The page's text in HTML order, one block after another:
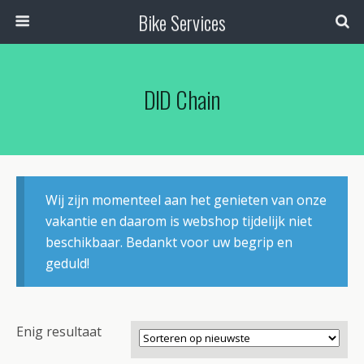
Bike Services
DID Chain
Wij zijn momenteel aan het genieten van onze
vakantie en daarom is webshop tijdelijk niet
beschikbaar. Bedankt voor uw begrip en
geduld!
Enig resultaat